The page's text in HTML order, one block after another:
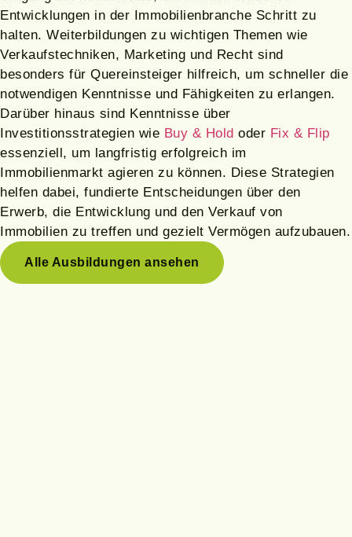
Entwicklungen in der Immobilienbranche Schritt zu
halten. Weiterbildungen zu wichtigen Themen wie
Verkaufstechniken, Marketing und Recht sind
besonders für Quereinsteiger hilfreich, um schneller die
notwendigen Kenntnisse und Fähigkeiten zu erlangen.
Darüber hinaus sind Kenntnisse über
Investitionsstrategien wie Buy & Hold oder Fix & Flip
essenziell, um langfristig erfolgreich im
Immobilienmarkt agieren zu können. Diese Strategien
helfen dabei, fundierte Entscheidungen über den
Erwerb, die Entwicklung und den Verkauf von
Immobilien zu treffen und gezielt Vermögen aufzubauen.
Alle Ausbildungen ansehen